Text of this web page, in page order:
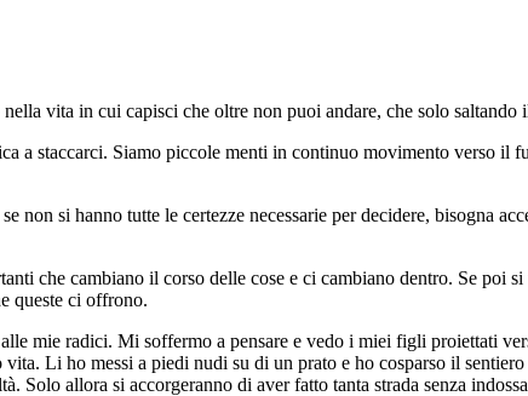
vita in cui capisci che oltre non puoi andare, che solo saltando
a staccarci. Siamo piccole menti in continuo movimento verso
si hanno tutte le certezze necessarie per decidere, bisogna
che cambiano il corso delle cose e ci cambiano dentro. Se poi
queste ci offrono.
mie radici. Mi soffermo a pensare e vedo i miei figli proiettati
vita. Li ho messi a piedi nudi su di un prato e ho cosparso il
Solo allora si accorgeranno di aver fatto tanta strada senza